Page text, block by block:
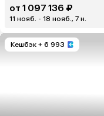
от 1 097 136 ₽
11 нояб. - 18 нояб., 7 н.
Кешбэк + 6 993